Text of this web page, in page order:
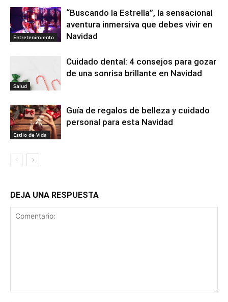
Entretenimiento
“Buscando la Estrella”, la sensacional
aventura inmersiva que debes vivir en
Navidad
Salud
Cuidado dental: 4 consejos para gozar
de una sonrisa brillante en Navidad
Estilo de Vida
Guía de regalos de belleza y cuidado
personal para esta Navidad
DEJA UNA RESPUESTA